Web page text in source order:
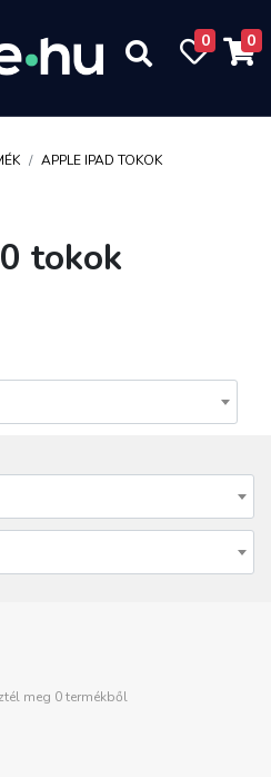
0 0
APPLE IPAD TOKOK
tokok
meg 0 termékből